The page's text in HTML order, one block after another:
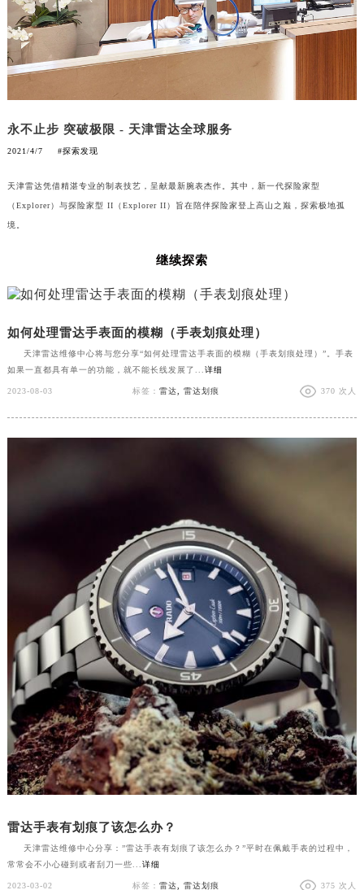
永不止步 突破极限 - 天津雷达全球服务
2021/4/7 #探索发现
天津雷达凭借精湛专业的制表技艺，呈献最新腕表杰作。其中，新一代探险家型
（Explorer）与探险家型 II（Explorer II）旨在陪伴探险家登上高山之巅，探索极地孤
境。
继续探索
如何处理雷达手表面的模糊（手表划痕处理）
天津雷达维修中心将与您分享“如何处理雷达手表面的模糊（手表划痕处理）”。手表
如果一直都具有单一的功能，就不能长线发展了...详细
2023-08-03 标签：雷达 ,雷达划痕 370 次人
雷达手表有划痕了该怎么办？
天津雷达维修中心分享：”雷达手表有划痕了该怎么办？”平时在佩戴手表的过程中，
常常会不小心碰到或者刮刀一些...详细
2023-03-02 标签：雷达 ,雷达划痕 375 次人